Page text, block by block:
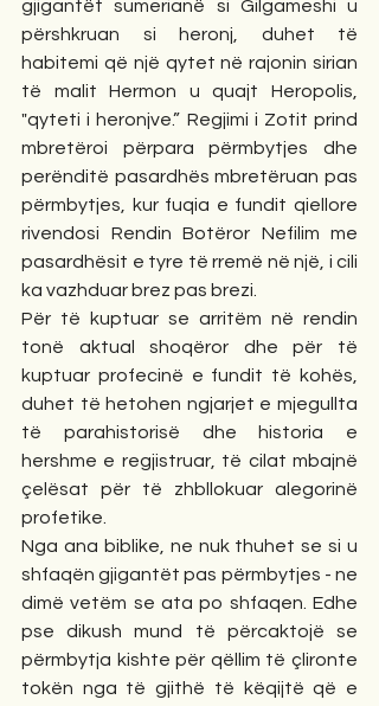
gjigantët sumerianë si Gilgameshi u
përshkruan si heronj, duhet të
habitemi që një qytet në rajonin sirian
të malit Hermon u quajt Heropolis,
"qyteti i heronjve.” Regjimi i Zotit prind
mbretëroi përpara përmbytjes dhe
perënditë pasardhës mbretëruan pas
përmbytjes, kur fuqia e fundit qiellore
rivendosi Rendin Botëror Nefilim me
pasardhësit e tyre të rremë në një, i cili
ka vazhduar brez pas brezi.
Për të kuptuar se arritëm në rendin
tonë aktual shoqëror dhe për të
kuptuar profecinë e fundit të kohës,
duhet të hetohen ngjarjet e mjegullta
të parahistorisë dhe historia e
hershme e regjistruar, të cilat mbajnë
çelësat për të zhbllokuar alegorinë
profetike.
Nga ana biblike, ne nuk thuhet se si u
shfaqën gjigantët pas përmbytjes - ne
dimë vetëm se ata po shfaqen. Edhe
pse dikush mund të përcaktojë se
përmbytja kishte për qëllim të çlironte
tokën nga të gjithë të këqijtë që e